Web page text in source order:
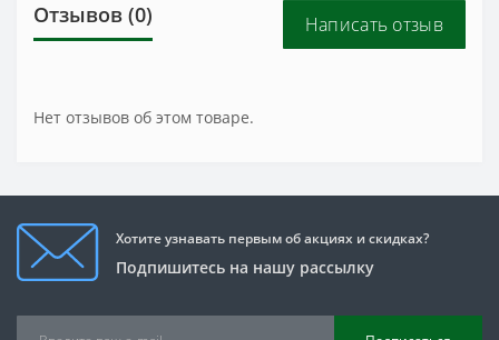
Отзывов (0) Написать отзыв
Нет отзывов об этом товаре.
Хотите узнавать первым об акциях и скидках?
Подпишитесь на нашу рассылку